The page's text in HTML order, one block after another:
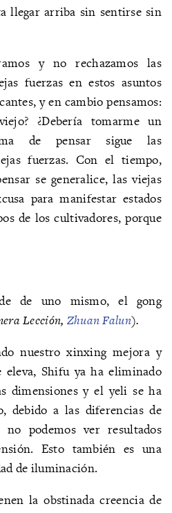
llegar arriba sin sentirse sin
y no rechazamos las
fuerzas en estos asuntos
y en cambio pensamos:
¿Debería tomarme un
de pensar sigue las
fuerzas. Con el tiempo,
se generalice, las viejas
para manifestar estados
de los cultivadores, porque
de uno mismo, el gong
Lección, Zhuan Falun).
nuestro xinxing mejora y
eleva, Shifu ya ha eliminado
dimensiones y el yeli se ha
debido a las diferencias de
podemos ver resultados
Esto también es una
de iluminación.
la obstinada creencia de